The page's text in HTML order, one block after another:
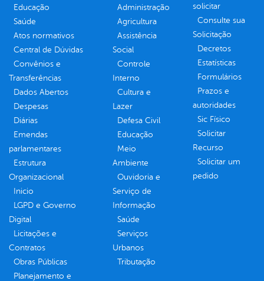
Educação
Saúde
Atos normativos
Central de Dúvidas
Convênios e
Transferências
Dados Abertos
Despesas
Diárias
Emendas
parlamentares
Estrutura
Organizacional
Inicio
LGPD e Governo
Digital
Licitações e
Contratos
Obras Públicas
Planejamento e
Administração
Agricultura
Assistência
Social
Controle
Interno
Cultura e
Lazer
Defesa Civil
Educação
Meio
Ambiente
Ouvidoria e
Serviço de
Informação
Saúde
Serviços
Urbanos
Tributação
solicitar
Consulte sua
Solicitação
Decretos
Estatísticas
Formulários
Prazos e
autoridades
Sic Físico
Solicitar
Recurso
Solicitar um
pedido